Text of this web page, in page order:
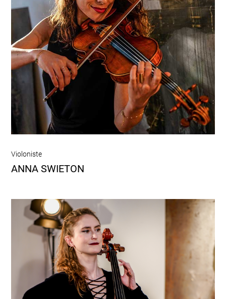
Violoniste
ANNA SWIETON